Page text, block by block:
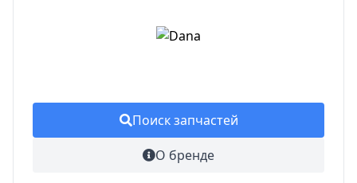
Поиск запчастей
О бренде